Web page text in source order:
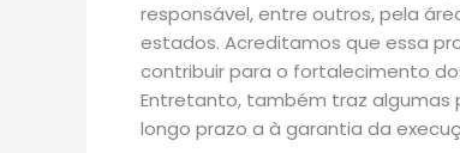
responsável, entre outros, pela
estados. Acreditamos que essa
contribuir para o fortalecimento
Entretanto, também traz algumas
longo prazo a à garantia da